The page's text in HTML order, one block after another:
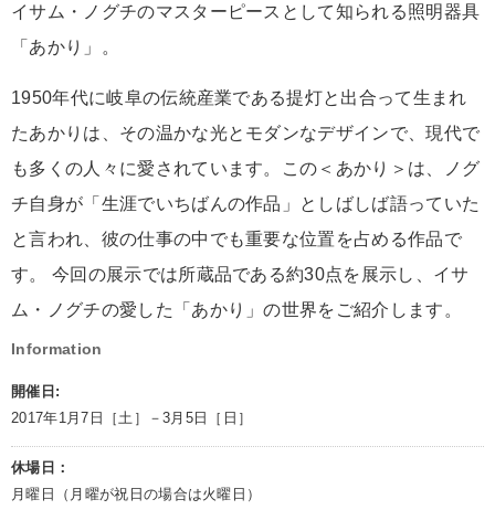
イサム・ノグチのマスターピースとして知られる照明器具
「あかり」。
1950年代に岐阜の伝統産業である提灯と出合って生まれ
たあかりは、その温かな光とモダンなデザインで、現代で
も多くの人々に愛されています。この＜あかり＞は、ノグ
チ自身が「生涯でいちばんの作品」としばしば語っていた
と言われ、彼の仕事の中でも重要な位置を占める作品で
す。 今回の展示では所蔵品である約30点を展示し、イサ
ム・ノグチの愛した「あかり」の世界をご紹介します。
Information
開催日:
2017年1月7日［土］－3月5日［日］
休場日：
月曜日（月曜が祝日の場合は火曜日）